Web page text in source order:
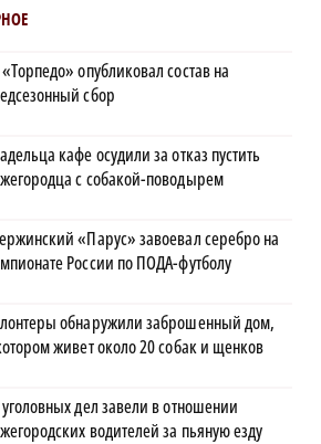
опубликовал состав на
сбор
кафе осудили за отказ пустить
с собакой-поводырем
«Парус» завоевал серебро на
России по ПОДА-футболу
обнаружили заброшенный дом,
живет около 20 собак и щенков
дел завели в отношении
водителей за пьяную езду